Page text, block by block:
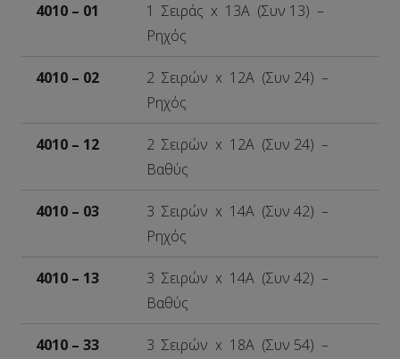
4010 – 01
1 Σειράς x 13A (Συν 13) –
Ρηχός
4010 – 02
2 Σειρών x 12A (Συν 24) –
Ρηχός
4010 – 12
2 Σειρών x 12A (Συν 24) –
Βαθύς
4010 – 03
3 Σειρών x 14A (Συν 42) –
Ρηχός
4010 – 13
3 Σειρών x 14A (Συν 42) –
Βαθύς
4010 – 33
3 Σειρών x 18A (Συν 54) –